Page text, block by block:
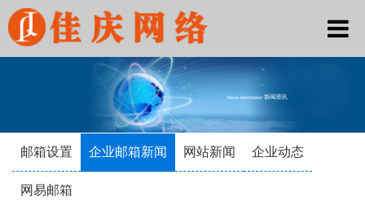
邮箱设置 企业邮箱新闻 网站新闻 企业动态
网易邮箱